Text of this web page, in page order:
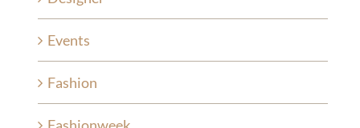
Events
Fashion